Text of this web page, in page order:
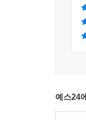
또한
오늘날
생명공
놀라운
예스24